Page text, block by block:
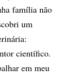
família não
um
científico.
em meu